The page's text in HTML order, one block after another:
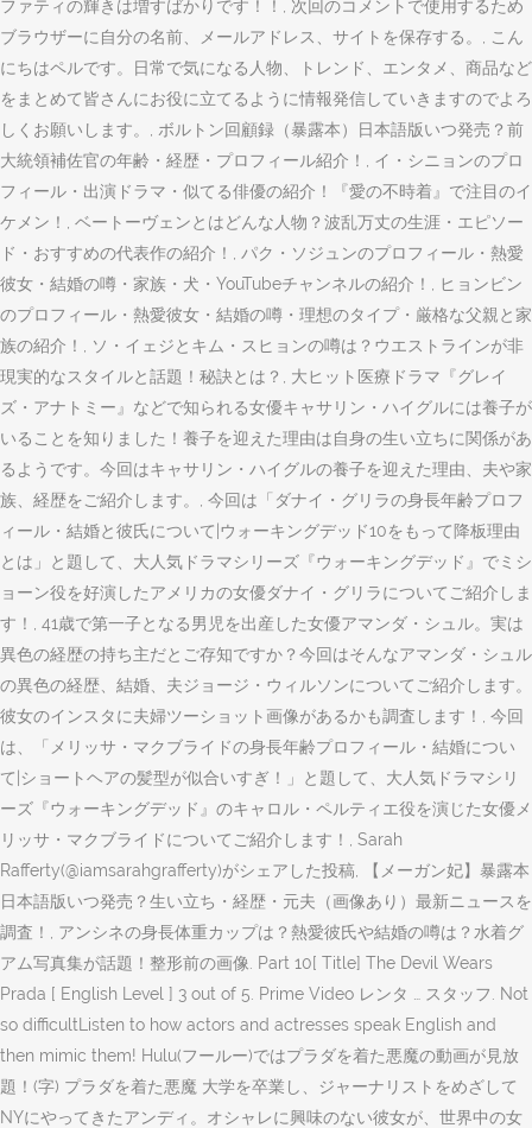
ファティの輝きは増すばかりです！！, 次回のコメントで使用するため
ブラウザーに自分の名前、メールアドレス、サイトを保存する。, こん
にちはペルです。日常で気になる人物、トレンド、エンタメ、商品など
をまとめて皆さんにお役に立てるように情報発信していきますのでよろ
しくお願いします。, ボルトン回顧録（暴露本）日本語版いつ発売？前
大統領補佐官の年齢・経歴・プロフィール紹介！, イ・シニョンのプロ
フィール・出演ドラマ・似てる俳優の紹介！『愛の不時着』で注目のイ
ケメン！, ベートーヴェンとはどんな人物？波乱万丈の生涯・エピソー
ド・おすすめの代表作の紹介！, パク・ソジュンのプロフィール・熱愛
彼女・結婚の噂・家族・犬・YouTubeチャンネルの紹介！, ヒョンビン
のプロフィール・熱愛彼女・結婚の噂・理想のタイプ・厳格な父親と家
族の紹介！, ソ・イェジとキム・スヒョンの噂は？ウエストラインが非
現実的なスタイルと話題！秘訣とは？, 大ヒット医療ドラマ『グレイ
ズ・アナトミー』などで知られる女優キャサリン・ハイグルには養子が
いることを知りました！養子を迎えた理由は自身の生い立ちに関係があ
るようです。今回はキャサリン・ハイグルの養子を迎えた理由、夫や家
族、経歴をご紹介します。, 今回は「ダナイ・グリラの身長年齢プロフ
ィール・結婚と彼氏について|ウォーキングデッド10をもって降板理由
とは」と題して、大人気ドラマシリーズ『ウォーキングデッド』でミシ
ョーン役を好演したアメリカの女優ダナイ・グリラについてご紹介しま
す！, 41歳で第一子となる男児を出産した女優アマンダ・シュル。実は
異色の経歴の持ち主だとご存知ですか？今回はそんなアマンダ・シュル
の異色の経歴、結婚、夫ジョージ・ウィルソンについてご紹介します。
彼女のインスタに夫婦ツーショット画像があるかも調査します！, 今回
は、「メリッサ・マクブライドの身長年齢プロフィール・結婚につい
て|ショートヘアの髪型が似合いすぎ！」と題して、大人気ドラマシリ
ーズ『ウォーキングデッド』のキャロル・ペルティエ役を演じた女優メ
リッサ・マクブライドについてご紹介します！, Sarah
Rafferty(@iamsarahgrafferty)がシェアした投稿, 【メーガン妃】暴露本
日本語版いつ発売？生い立ち・経歴・元夫（画像あり）最新ニュースを
調査！, アンシネの身長体重カップは？熱愛彼氏や結婚の噂は？水着グ
アム写真集が話題！整形前の画像. Part 10[ Title] The Devil Wears
Prada [ English Level ] 3 out of 5. Prime Video レンタ … スタッフ. Not
so difficultListen to how actors and actresses speak English and
then mimic them! Hulu(フールー)ではプラダを着た悪魔の動画が見放
題！(字) プラダを着た悪魔 大学を卒業し、ジャーナリストをめざして
NYにやってきたアンディ。オシャレに興味のない彼女が、世界中の女